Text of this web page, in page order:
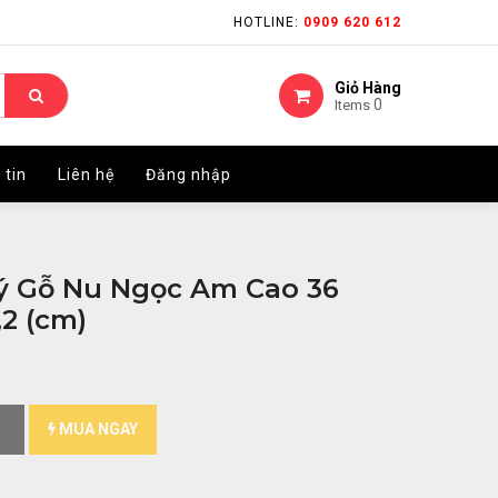
HOTLINE: 0909 620 612
Giỏ Hàng
Items 0
tin Liên hệ Đăng nhập
HOTLINE: 0909 620 612
Giỏ Hàng
Items 0
tin Liên hệ Đăng nhập
Gỗ Nu Ngọc Am Cao 36
(cm)
MUA NGAY